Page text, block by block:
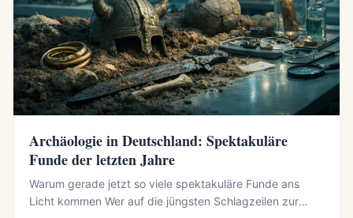
Archäologie in Deutschland: Spektakuläre
Funde der letzten Jahre
Warum gerade jetzt so viele spektakuläre Funde ans
Licht kommen Wer auf die jüngsten Schlagzeilen zur